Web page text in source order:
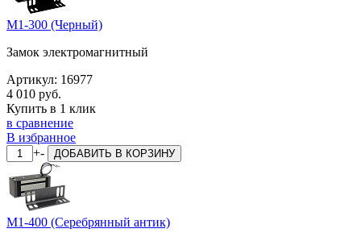
M1-300 (Черный)
Замок электромагнитный
Артикул: 16977
4 010 руб.
Купить в 1 клик
в сравнение
В избранное
+- ДОБАВИТЬ В КОРЗИНУ
M1-400 (Серебрянный антик)